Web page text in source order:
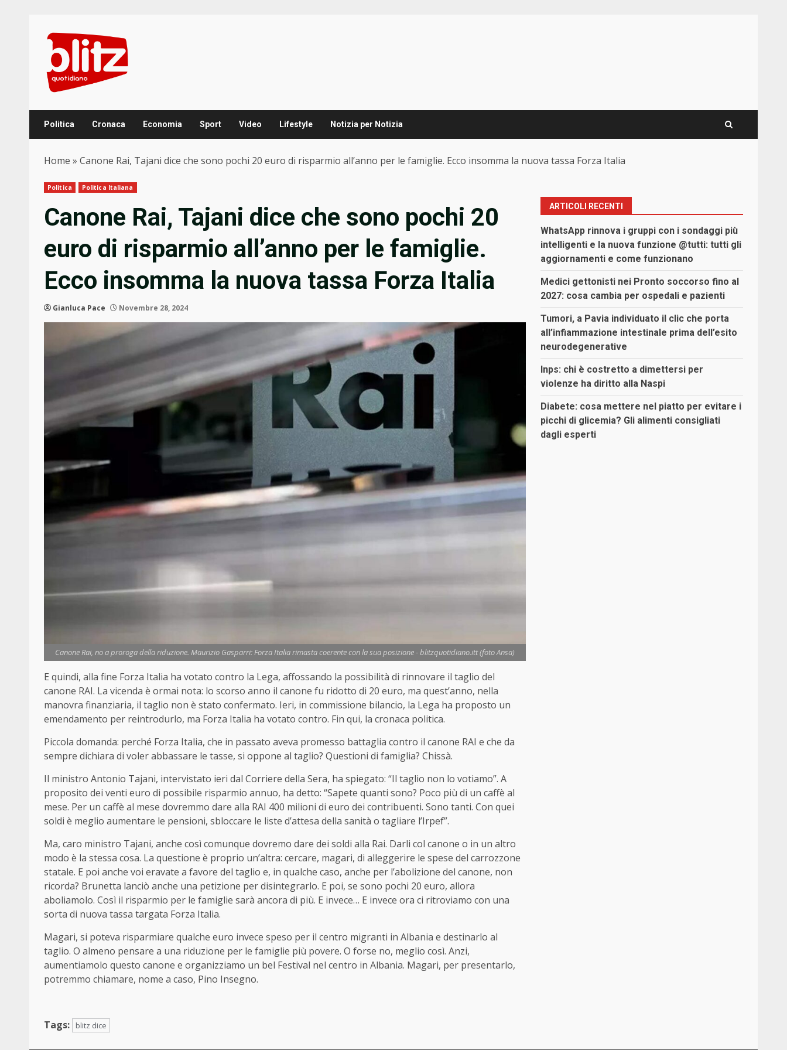
content
Politica Cronaca Economia Sport Video Lifestyle Notizia per Notizia
Home » Canone Rai, Tajani dice che sono pochi 20 euro di risparmio all’anno per le famiglie. Ecco insomma la nuova tassa Forza Italia
Politica Politica Italiana
Canone Rai, Tajani dice che sono pochi 20
euro di risparmio all’anno per le famiglie.
Ecco insomma la nuova tassa Forza Italia
Gianluca Pace Novembre 28, 2024
Canone Rai, no a proroga della riduzione. Maurizio Gasparri: Forza Italia rimasta coerente con la sua posizione - blitzquotidiano.itt (foto Ansa)
E quindi, alla fine Forza Italia ha votato contro la Lega, affossando la possibilità di rinnovare il taglio del
canone RAI. La vicenda è ormai nota: lo scorso anno il canone fu ridotto di 20 euro, ma quest’anno, nella
manovra finanziaria, il taglio non è stato confermato. Ieri, in commissione bilancio, la Lega ha proposto un
emendamento per reintrodurlo, ma Forza Italia ha votato contro. Fin qui, la cronaca politica.
Piccola domanda: perché Forza Italia, che in passato aveva promesso battaglia contro il canone RAI e che da
sempre dichiara di voler abbassare le tasse, si oppone al taglio? Questioni di famiglia? Chissà.
Il ministro Antonio Tajani, intervistato ieri dal Corriere della Sera, ha spiegato: “Il taglio non lo votiamo”. A
proposito dei venti euro di possibile risparmio annuo, ha detto: “Sapete quanti sono? Poco più di un caffè al
mese. Per un caffè al mese dovremmo dare alla RAI 400 milioni di euro dei contribuenti. Sono tanti. Con quei
soldi è meglio aumentare le pensioni, sbloccare le liste d’attesa della sanità o tagliare l’Irpef”.
Ma, caro ministro Tajani, anche così comunque dovremo dare dei soldi alla Rai. Darli col canone o in un altro
modo è la stessa cosa. La questione è proprio un’altra: cercare, magari, di alleggerire le spese del carrozzone
statale. E poi anche voi eravate a favore del taglio e, in qualche caso, anche per l’abolizione del canone, non
ricorda? Brunetta lanciò anche una petizione per disintegrarlo. E poi, se sono pochi 20 euro, allora
aboliamolo. Così il risparmio per le famiglie sarà ancora di più. E invece… E invece ora ci ritroviamo con una
sorta di nuova tassa targata Forza Italia.
Magari, si poteva risparmiare qualche euro invece speso per il centro migranti in Albania e destinarlo al
taglio. O almeno pensare a una riduzione per le famiglie più povere. O forse no, meglio così. Anzi,
aumentiamolo questo canone e organizziamo un bel Festival nel centro in Albania. Magari, per presentarlo,
potremmo chiamare, nome a caso, Pino Insegno.
Tags: blitz dice
ARTICOLI RECENTI
WhatsApp rinnova i gruppi con i sondaggi più
intelligenti e la nuova funzione @tutti: tutti gli
aggiornamenti e come funzionano
Medici gettonisti nei Pronto soccorso fino al
2027: cosa cambia per ospedali e pazienti
Tumori, a Pavia individuato il clic che porta
all’infiammazione intestinale prima dell’esito
neurodegenerative
Inps: chi è costretto a dimettersi per
violenze ha diritto alla Naspi
Diabete: cosa mettere nel piatto per evitare i
picchi di glicemia? Gli alimenti consigliati
dagli esperti